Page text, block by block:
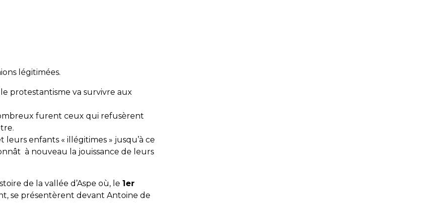
légitimées.
le protestantisme va survivre aux
furent ceux qui refusèrent
leurs enfants « illégitimes » jusqu’à ce
à nouveau la jouissance de leurs
de la vallée d’Aspe où, le 1er
se présentèrent devant Antoine de